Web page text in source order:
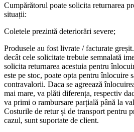
Cumpărătorul poate solicita returnarea
situații:
Coletele prezintă deteriorări severe;
Produsele au fost livrate / facturate
decât cele solicitate trebuie semnalată
solicita returnarea acestuia pentru
este pe stoc, poate opta pentru înlocuire
contravalorii. Daca se agreează
mai mare, va plăti diferența, respectiv
va primi o rambursare parțială până la
Costurile de retur și de transport pentru
cazul, sunt suportate de client.